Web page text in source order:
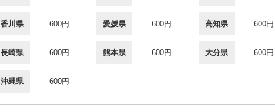
香川県 600円 愛媛県 600円 高知県 600円
長崎県 600円 熊本県 600円 大分県 600円
沖縄県 600円